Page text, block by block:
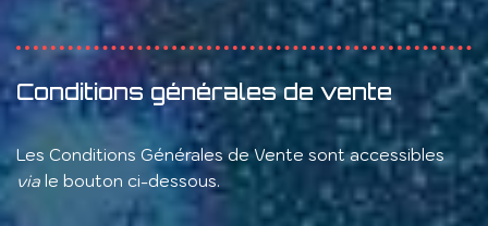
Conditions générales de vente
Les Conditions Générales de Vente sont accessibles
via le bouton ci-dessous.